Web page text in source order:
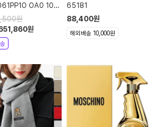
OA0 104
원
원
65181
88,400원
해외배송 10,000원